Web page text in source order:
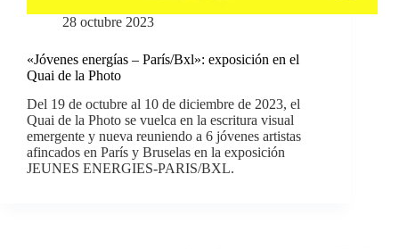
28 octubre 2023
«Jóvenes energías – París/Bxl»: exposición en el
Quai de la Photo
Del 19 de octubre al 10 de diciembre de 2023, el
Quai de la Photo se vuelca en la escritura visual
emergente y nueva reuniendo a 6 jóvenes artistas
afincados en París y Bruselas en la exposición
JEUNES ENERGIES-PARIS/BXL.